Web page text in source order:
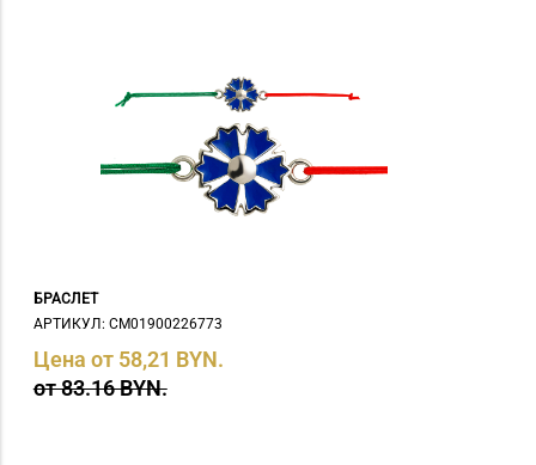
БРАСЛЕТ
АРТИКУЛ: СM01900226773
Цена от 58,21 BYN.
от 83.16 BYN.